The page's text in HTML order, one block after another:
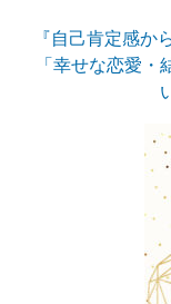
『自己肯定感か
「幸せな恋愛